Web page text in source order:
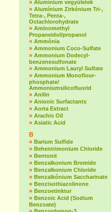
» Alumínium vegyületek
» Alumínium Zirkónium Tri-,
Tetra-, Penta-,
Octachlorohydrate
» Aminomethyl
Propaneidol/propanol
» Ammónia
» Ammonium Coco-Sulfate
» Ammonium Dodecyl-
benzenesulfonate
» Ammonium Lauryl Sulfate
» Ammonium Monoflour-
phosphate/
Ammoniumsilicofluorid
» Anilin
» Anionic Surfactants
» Aorta Extract
» Arachis Oil
» Asiatic Acid
B
» Barium Sulfide
» Behentrimonium Chloride
» Bentonit
» Benzalkonium Bromide
» Benzalkonium Chloride
» Benzalkónium Saccharinate
» Benzisothiazolinone
» Benzoetinktur
» Benzoic Acid (Sodium
Benzoate)